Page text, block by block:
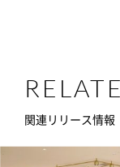
関連リリース情報